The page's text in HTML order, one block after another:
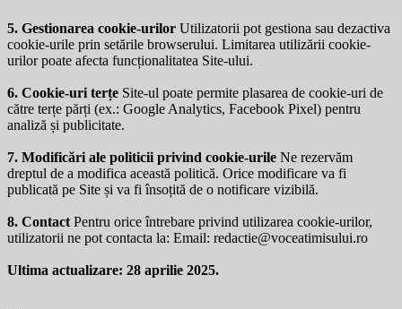
5. Gestionarea cookie-urilor Utilizatorii pot gestiona sau dezactiva
cookie-urile prin setările browserului. Limitarea utilizării cookie-
urilor poate afecta funcționalitatea Site-ului.
6. Cookie-uri terțe Site-ul poate permite plasarea de cookie-uri de
către terțe părți (ex.: Google Analytics, Facebook Pixel) pentru
analiză și publicitate.
7. Modificări ale politicii privind cookie-urile Ne rezervăm
dreptul de a modifica această politică. Orice modificare va fi
publicată pe Site și va fi însoțită de o notificare vizibilă.
8. Contact Pentru orice întrebare privind utilizarea cookie-urilor,
utilizatorii ne pot contacta la: Email: redactie@voceatimisului.ro
Ultima actualizare: 28 aprilie 2025.